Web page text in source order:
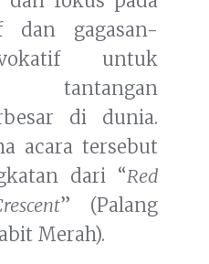
dan gagasan-
untuk
tantangan
di dunia.
acara tersebut
dari “Red
” (Palang
Merah).